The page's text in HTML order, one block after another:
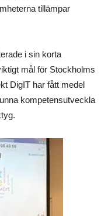
tillämpar
i sin korta
mål för Stockholms
DigIT har fått medel
kompetensutveckla